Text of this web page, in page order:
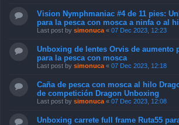
Vision Nymphmaniac #4 de 11 pies:
para la pesca con mosca a ninfa o al
Last post by simonuca « 07 Dec 2023, 12:23
Unboxing de lentes Orvis de aumento
para la pesca con mosca
Last post by simonuca « 07 Dec 2023, 12:18
Caña de pesca con mosca al hilo
de competición Dragon Unboxing
Last post by simonuca « 07 Dec 2023, 12:08
Unboxing carrete full frame Ruta55